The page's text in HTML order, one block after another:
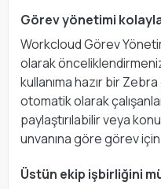
Görev yönetimi
Workcloud Görev
olarak
kullanıma hazır bir
otomatik olarak
paylaştırılabilir veya
unvanına göre görev
Üstün ekip işbirliğini